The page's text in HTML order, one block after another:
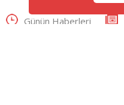
Günün Haberleri